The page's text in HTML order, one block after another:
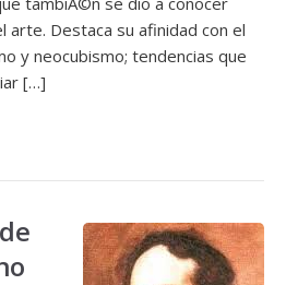
arte. Destaca su afinidad con el
y neocubismo; tendencias que
[…]